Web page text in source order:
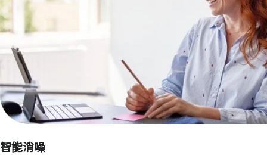
智能消噪